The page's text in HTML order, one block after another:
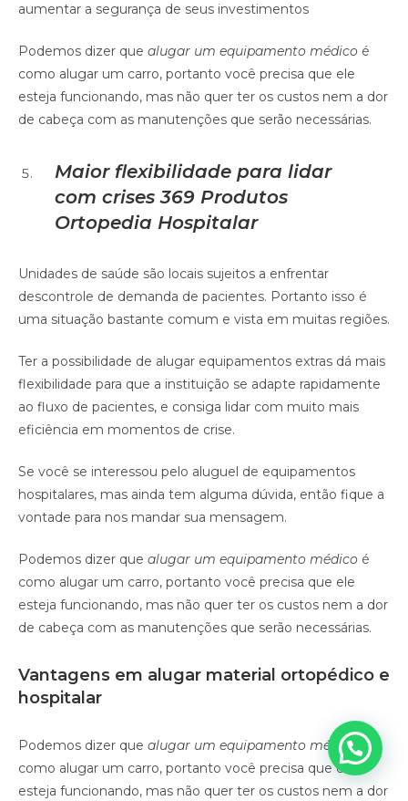
aumentar a segurança de seus investimentos
Podemos dizer que alugar um equipamento médico é
como alugar um carro, portanto você precisa que ele
esteja funcionando, mas não quer ter os custos nem a dor
de cabeça com as manutenções que serão necessárias.
Maior flexibilidade para lidar
com crises369 Produtos
Ortopedia Hospitalar
Unidades de saúde são locais sujeitos a enfrentar
descontrole de demanda de pacientes. Portanto isso é
uma situação bastante comum e vista em muitas regiões.
Ter a possibilidade de alugar equipamentos extras dá mais
flexibilidade para que a instituição se adapte rapidamente
ao fluxo de pacientes, e consiga lidar com muito mais
eficiência em momentos de crise.
Se você se interessou pelo aluguel de equipamentos
hospitalares, mas ainda tem alguma dúvida, então fique a
vontade para nos mandar sua mensagem.
Podemos dizer que alugar um equipamento médico é
como alugar um carro, portanto você precisa que ele
esteja funcionando, mas não quer ter os custos nem a dor
de cabeça com as manutenções que serão necessárias.
Vantagens em alugar material ortopédico e
hospitalar
Podemos dizer que alugar um equipamento médico
é
como alugar um carro, portanto você precisa que ele
esteja funcionando, mas não quer ter os custos nem a dor